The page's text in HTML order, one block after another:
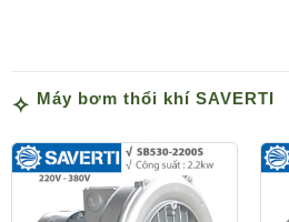
Máy bơm thổi khí SAVERTI